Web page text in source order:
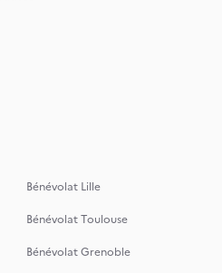
Bénévolat Lille
Bénévolat Toulouse
Bénévolat Grenoble